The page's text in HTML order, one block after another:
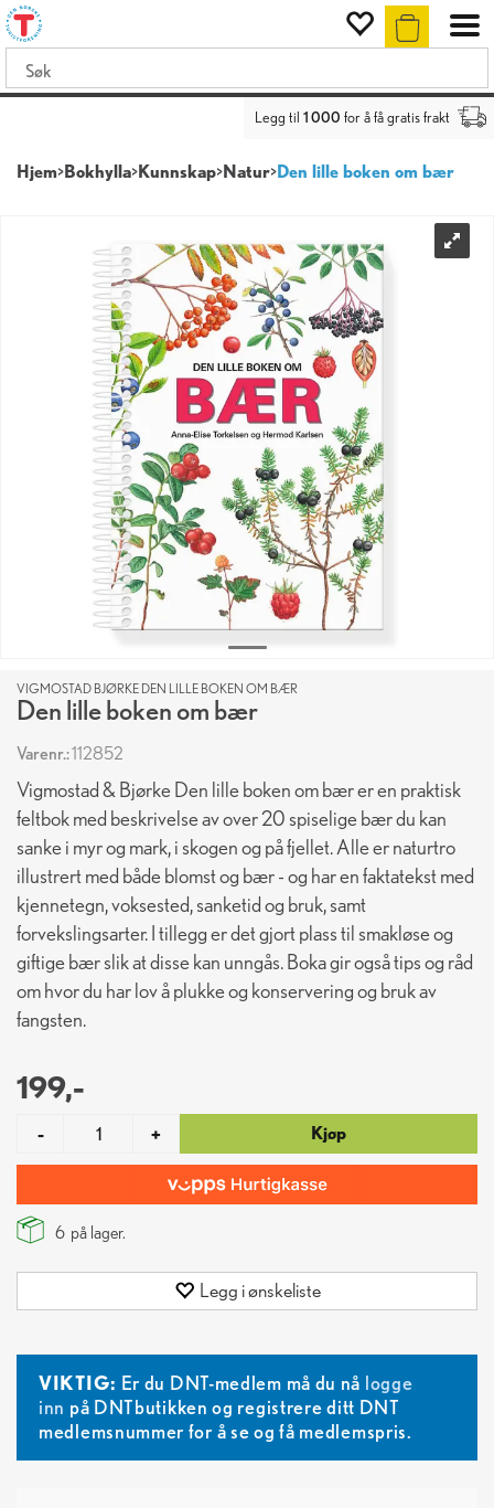
Legg til 1 000 for å få gratis frakt
Hjem>Bokhylla>Kunnskap>Natur>Den lille boken om bær
VIGMOSTAD BJØRKE DEN LILLE BOKEN OM BÆR
Den lille boken om bær
Varenr.:112852
Vigmostad & Bjørke Den lille boken om bær er en praktisk
feltbok med beskrivelse av over 20 spiselige bær du kan
sanke i myr og mark, i skogen og på fjellet. Alle er naturtro
illustrert med både blomst og bær - og har en faktatekst med
kjennetegn, voksested, sanketid og bruk, samt
forvekslingsarter. I tillegg er det gjort plass til smakløse og
giftige bær slik at disse kan unngås. Boka gir også tips og råd
om hvor du har lov å plukke og konservering og bruk av
fangsten.
199,-
- + Kjøp
6 på lager.
Legg i ønskeliste
VIKTIG: Er du DNT-medlem må du nå logge
inn på DNTbutikken og registrere ditt DNT
medlemsnummer for å se og få medlemspris.